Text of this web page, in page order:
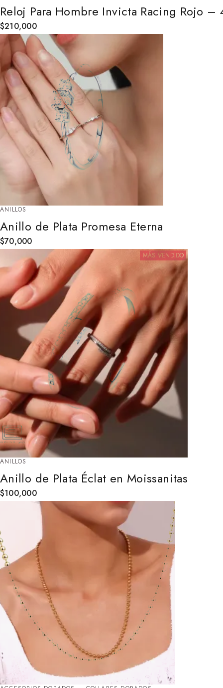
Reloj Para Hombre Invicta Racing Rojo –
$210,000
ANILLOS
Anillo de Plata Promesa Eterna
$70,000
MÁS VENDIDO
ANILLOS
Anillo de Plata Éclat en Moissanitas
$100,000